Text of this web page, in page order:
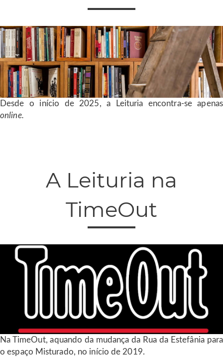
Desde o início de 2025, a Leituria encontra-se apenas
online.
A Leituria na
TimeOut
Na TimeOut, aquando da mudança da Rua da Estefânia para
o espaço Misturado, no início de 2019.